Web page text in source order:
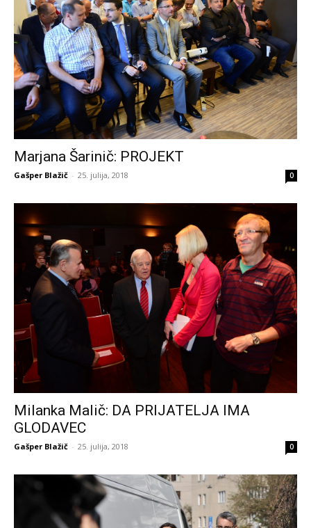
Marjana Šarinič: PROJEKT
Gašper Blažič - 25. julija, 2018 0
Milanka Malič: DA PRIJATELJA IMA
GLODAVEC
Gašper Blažič - 25. julija, 2018 0